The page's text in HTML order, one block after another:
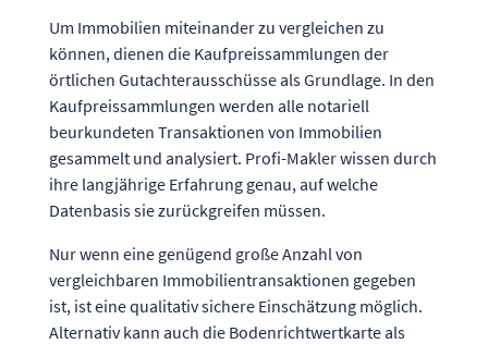
Um Immobilien miteinander zu vergleichen zu
können, dienen die Kaufpreissammlungen der
örtlichen Gutachterausschüsse als Grundlage. In den
Kaufpreissammlungen werden alle notariell
beurkundeten Transaktionen von Immobilien
gesammelt und analysiert. Profi-Makler wissen durch
ihre langjährige Erfahrung genau, auf welche
Datenbasis sie zurückgreifen müssen.
Nur wenn eine genügend große Anzahl von
vergleichbaren Immobilientransaktionen gegeben
ist, ist eine qualitativ sichere Einschätzung möglich.
Alternativ kann auch die Bodenrichtwertkarte als